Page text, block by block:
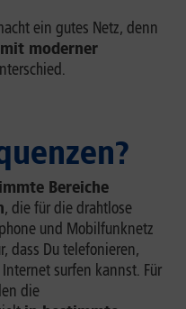
ein gutes Netz, denn
moderner
Bereiche
, die für die drahtlose
und Mobilfunknetz
dass Du telefonieren,
surfen kannst. Für
die